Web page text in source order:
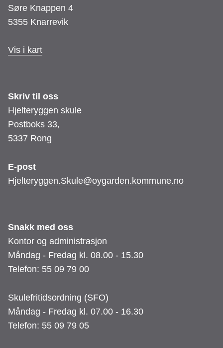
Søre Knappen 4
5355 Knarrevik
Vis i kart
Skriv til oss
Hjelteryggen skule
Postboks 33,
5337 Rong
E-post
Hjelteryggen.Skule@oygarden.kommune.no
Snakk med oss
Kontor og administrasjon
Måndag - Fredag kl. 08.00 - 15.30
Telefon: 55 09 79 00
Skulefritidsordning (SFO)
Måndag - Fredag kl. 07.00 - 16.30
Telefon: 55 09 79 05